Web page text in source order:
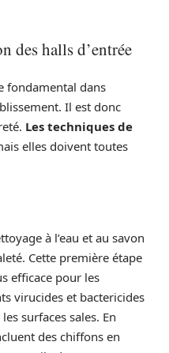
des halls d’entrée
fondamental dans
Il est donc
Les techniques de
elles doivent toutes
à l’eau et au savon
Cette première étape
efficace pour les
virucides et bactericides
surfaces sales. En
des chiffons en